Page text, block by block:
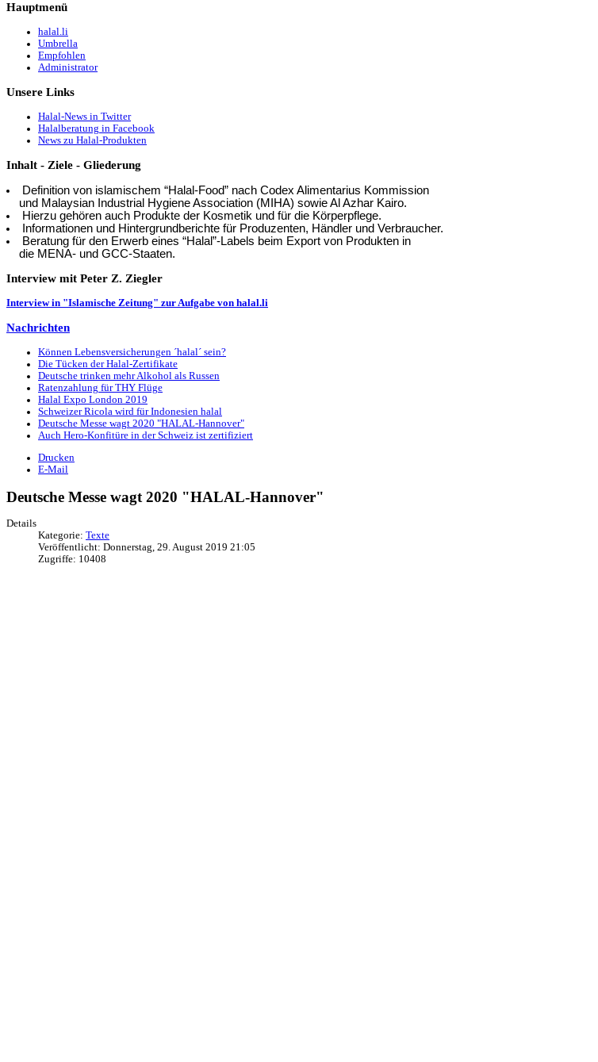
Hauptmenü
halal.li
Umbrella
Empfohlen
Administrator
Unsere Links
Halal-News in Twitter
Halalberatung in Facebook
News zu Halal-Produkten
Inhalt - Ziele - Gliederung
Definition von islamischem “Halal-Food” nach Codex Alimentarius Kommission
und Malaysian Industrial Hygiene Association (MIHA) sowie Al Azhar Kairo.
Hierzu gehören auch Produkte der Kosmetik und für die Körperpflege.
Informationen und Hintergrundberichte für Produzenten, Händler und Verbraucher.
Beratung für den Erwerb eines “Halal”-Labels beim Export von Produkten in
die MENA- und GCC-Staaten.
Interview mit Peter Z. Ziegler
Interview in "Islamische Zeitung" zur Aufgabe von halal.li
Nachrichten
Können Lebensversicherungen ´halal´ sein?
Die Tücken der Halal-Zertifikate
Deutsche trinken mehr Alkohol als Russen
Ratenzahlung für THY Flüge
Halal Expo London 2019
Schweizer Ricola wird für Indonesien halal
Deutsche Messe wagt 2020 "HALAL-Hannover"
Auch Hero-Konfitüre in der Schweiz ist zertifiziert
Drucken
E-Mail
Deutsche Messe wagt 2020 "HALAL-Hannover"
Details
Kategorie: Texte
Veröffentlicht: Donnerstag, 29. August 2019 21:05
Zugriffe: 10408